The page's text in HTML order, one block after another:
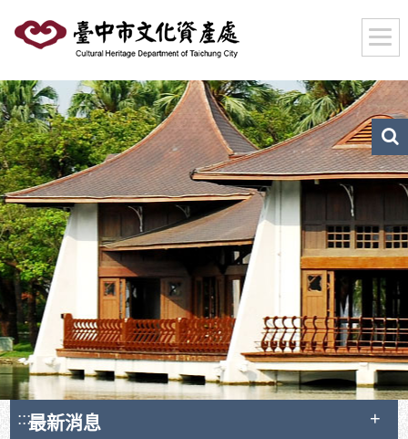
要
內
容
區
塊
:::最新消息
文
化
資
搜
尋